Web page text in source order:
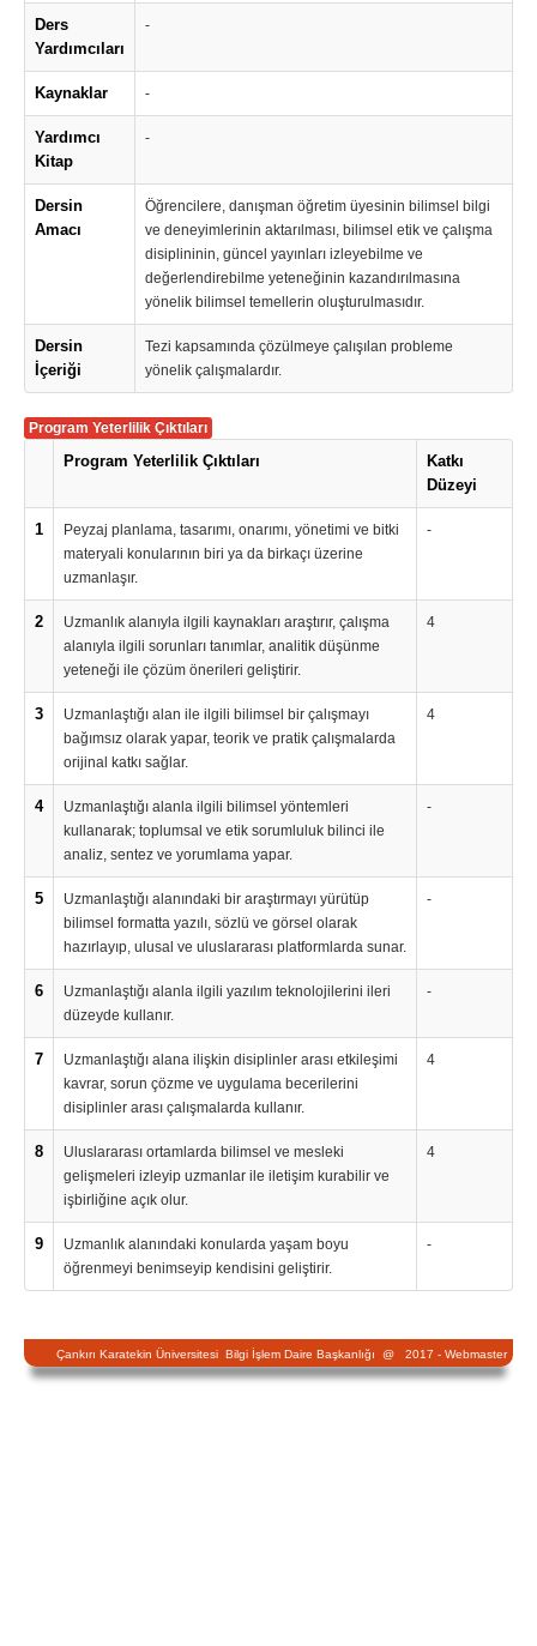
Ders
Yardımcıları
-
Kaynaklar -
Yardımcı
Kitap
-
Dersin
Amacı
Öğrencilere, danışman öğretim üyesinin bilimsel bilgi
ve deneyimlerinin aktarılması, bilimsel etik ve çalışma
disiplininin, güncel yayınları izleyebilme ve
değerlendirebilme yeteneğinin kazandırılmasına
yönelik bilimsel temellerin oluşturulmasıdır.
Dersin
İçeriği
Tezi kapsamında çözülmeye çalışılan probleme
yönelik çalışmalardır.
Program Yeterlilik Çıktıları
Program Yeterlilik Çıktıları
Katkı
Düzeyi
1
Peyzaj planlama, tasarımı, onarımı, yönetimi ve bitki
materyali konularının biri ya da birkaçı üzerine
uzmanlaşır.
-
2
Uzmanlık alanıyla ilgili kaynakları araştırır, çalışma
alanıyla ilgili sorunları tanımlar, analitik düşünme
yeteneği ile çözüm önerileri geliştirir.
4
3
Uzmanlaştığı alan ile ilgili bilimsel bir çalışmayı
bağımsız olarak yapar, teorik ve pratik çalışmalarda
orijinal katkı sağlar.
4
4
Uzmanlaştığı alanla ilgili bilimsel yöntemleri
kullanarak; toplumsal ve etik sorumluluk bilinci ile
analiz, sentez ve yorumlama yapar.
-
5
Uzmanlaştığı alanındaki bir araştırmayı yürütüp
bilimsel formatta yazılı, sözlü ve görsel olarak
hazırlayıp, ulusal ve uluslararası platformlarda sunar.
-
6
Uzmanlaştığı alanla ilgili yazılım teknolojilerini ileri
düzeyde kullanır.
-
7
Uzmanlaştığı alana ilişkin disiplinler arası etkileşimi
kavrar, sorun çözme ve uygulama becerilerini
disiplinler arası çalışmalarda kullanır.
4
8
Uluslararası ortamlarda bilimsel ve mesleki
gelişmeleri izleyip uzmanlar ile iletişim kurabilir ve
işbirliğine açık olur.
4
9
Uzmanlık alanındaki konularda yaşam boyu
öğrenmeyi benimseyip kendisini geliştirir.
-
Çankırı Karatekin Üniversitesi Bilgi İşlem Daire Başkanlığı @ 2017 - Webmaster